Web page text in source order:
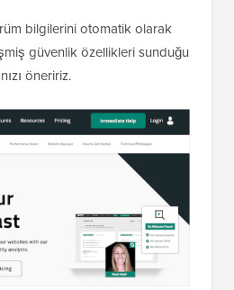
güvenlik eklentileri, ayarlarda
gizleme seçeneği sunar.
güvenlik özellikleri sunduğu
öneririz.